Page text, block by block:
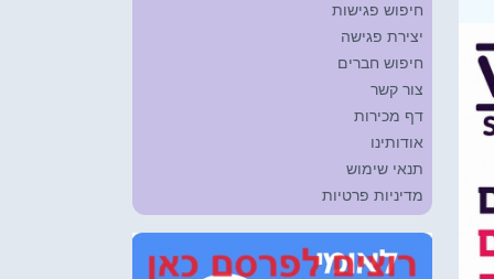
חיפוש פגישות
יצירת פגישה
חיפוש חברים
צור קשר
דף מכירות
אודותינו
תנאי שימוש
מדיניות פרטיות